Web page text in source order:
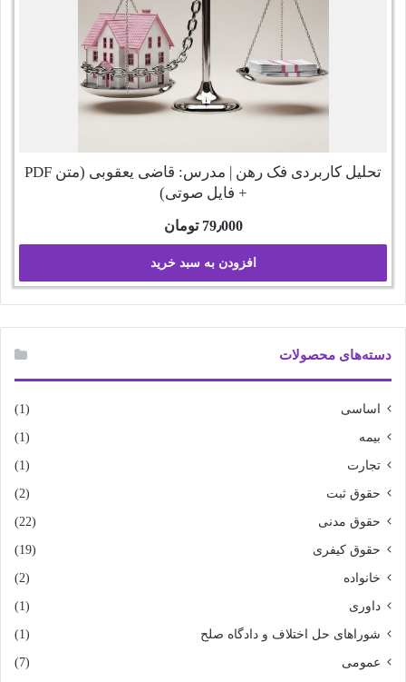
تحلیل کاربردی فک رهن | مدرس: قاضی یعقوبی (متن PDF
+ فایل صوتی)
79٫000 تومان
افزودن به سبد خرید
دسته‌های محصولات
اساسی (1)
بیمه (1)
تجارت (1)
حقوق ثبت (2)
حقوق مدنی (22)
حقوق کیفری (19)
خانواده (2)
داوری (1)
شوراهای حل اختلاف و دادگاه صلح (1)
عمومی (7)